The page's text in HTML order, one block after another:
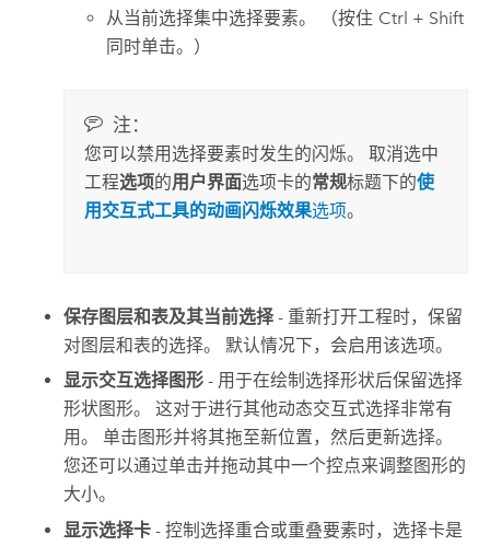
从当前选择集中选择要素。 （按住 Ctrl + Shift
同时单击。）
注：
您可以禁用选择要素时发生的闪烁。 取消选中
工程选项的用户界面选项卡的常规标题下的使
用交互式工具的动画闪烁效果选项。
保存图层和表及其当前选择- 重新打开工程时，保留
对图层和表的选择。 默认情况下，会启用该选项。
显示交互选择图形 - 用于在绘制选择形状后保留选择
形状图形。 这对于进行其他动态交互式选择非常有
用。 单击图形并将其拖至新位置，然后更新选择。
您还可以通过单击并拖动其中一个控点来调整图形的
大小。
显示选择卡 - 控制选择重合或重叠要素时，选择卡是